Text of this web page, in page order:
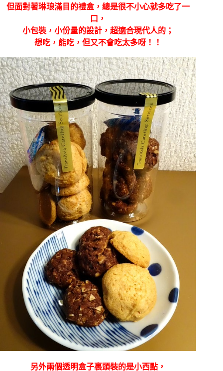
但面對著琳琅滿目的禮盒，總是很不小心就多吃了一
口，
小包裝，小份量的設計，超適合現代人的；
想吃，能吃，但又不會吃太多呀！！
另外兩個透明盒子裏頭裝的是小西點，